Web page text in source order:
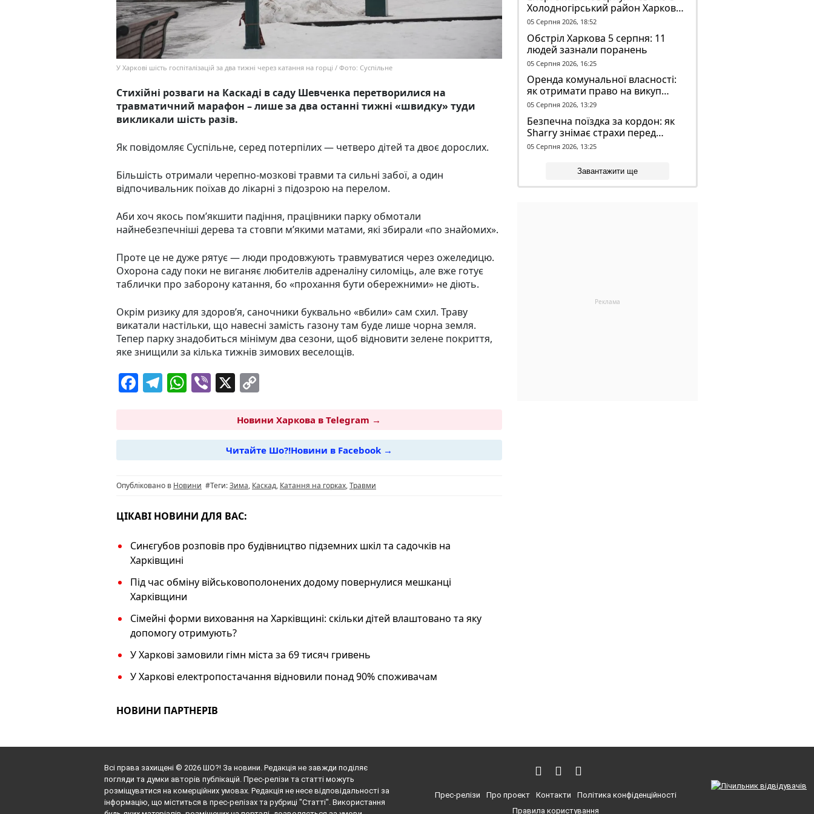
У Харкові шість госпіталізацій за два тижні через катання на горці / Фото: Суспільне
Стихійні розваги на Каскаді в саду Шевченка перетворилися на
травматичний марафон – лише за два останні тижні «швидку» туди
викликали шість разів.
Як повідомляє Суспільне, серед потерпілих — четверо дітей та двоє дорослих.
Більшість отримали черепно-мозкові травми та сильні забої, а один
відпочивальник поїхав до лікарні з підозрою на перелом.
Аби хоч якось пом’якшити падіння, працівники парку обмотали
найнебезпечніші дерева та стовпи м’якими матами, які збирали «по знайомих».
Проте це не дуже рятує — люди продовжують травмуватися через ожеледицю.
Охорона саду поки не виганяє любителів адреналіну силоміць, але вже готує
таблички про заборону катання, бо «прохання бути обережними» не діють.
Окрім ризику для здоров’я, саночники буквально «вбили» сам схил. Траву
викатали настільки, що навесні замість газону там буде лише чорна земля.
Тепер парку знадобиться мінімум два сезони, щоб відновити зелене покриття,
яке знищили за кілька тижнів зимових веселощів.
F
e
b
o
k
T
g
ra
m
W
s
A
p
Vi X
p
y
Li
n
Новини Харкова в Telegram →
Читайте Шо?!Новини в Facebook →
Опубліковано в Новини #Теги:Зима, Каскад, Катання на горках,Травми
ЦІКАВІ НОВИНИ ДЛЯ ВАС:
Синєгубов розповів про будівництво підземних шкіл та садочків на
Харківщині
Під час обміну військовополонених додому повернулися мешканці
Харківщини
Сімейні форми виховання на Харківщині: скільки дітей влаштовано та яку
допомогу отримують?
У Харкові замовили гімн міста за 69 тисяч гривень
У Харкові електропостачання відновили понад 90% споживачам
НОВИНИ ПАРТНЕРІВ
Холодногірський район Харкова
після ворожого обстрілу
05 Серпня 2026, 18:52
Обстріл Харкова 5 серпня: 11
людей зазнали поранень
05 Серпня 2026, 16:25
Оренда комунальної власності:
як отримати право на викуп
об’єкта
05 Серпня 2026, 13:29
Безпечна поїздка за кордон: як
Sharry знімає страхи перед
довгою дорогою
05 Серпня 2026, 13:25
Завантажити ще
Всі права захищені © 2026 ШО?! За новини. Редакція не завжди поділяє
погляди та думки авторів публікацій. Прес-релізи та статті можуть
розміщуватися на комерційних умовах. Редакція не несе відповідальності за
інформацію, що міститься в прес-релізах та рубриці "Статті". Використання
Прес-релізи Про проект Контакти
Політика конфіденційності
Правила користування